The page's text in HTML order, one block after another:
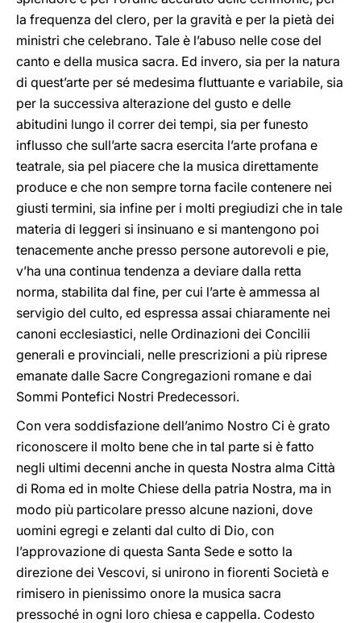
la frequenza del clero, per la gravità e per la pietà dei
ministri che celebrano. Tale è l’abuso nelle cose del
canto e della musica sacra. Ed invero, sia per la natura
di quest’arte per sé medesima fluttuante e variabile, sia
per la successiva alterazione del gusto e delle
abitudini lungo il correr dei tempi, sia per funesto
influsso che sull’arte sacra esercita l’arte profana e
teatrale, sia pel piacere che la musica direttamente
produce e che non sempre torna facile contenere nei
giusti termini, sia infine per i molti pregiudizi che in tale
materia di leggeri si insinuano e si mantengono poi
tenacemente anche presso persone autorevoli e pie,
v’ha una continua tendenza a deviare dalla retta
norma, stabilita dal fine, per cui l’arte è ammessa al
servigio del culto, ed espressa assai chiaramente nei
canoni ecclesiastici, nelle Ordinazioni dei Concilii
generali e provinciali, nelle prescrizioni a più riprese
emanate dalle Sacre Congregazioni romane e dai
Sommi Pontefici Nostri Predecessori.
Con vera soddisfazione dell’animo Nostro Ci è grato
riconoscere il molto bene che in tal parte si è fatto
negli ultimi decenni anche in questa Nostra alma Città
di Roma ed in molte Chiese della patria Nostra, ma in
modo più particolare presso alcune nazioni, dove
uomini egregi e zelanti dal culto di Dio, con
l’approvazione di questa Santa Sede e sotto la
direzione dei Vescovi, si unirono in fiorenti Società e
rimisero in pienissimo onore la musica sacra
pressoché in ogni loro chiesa e cappella. Codesto